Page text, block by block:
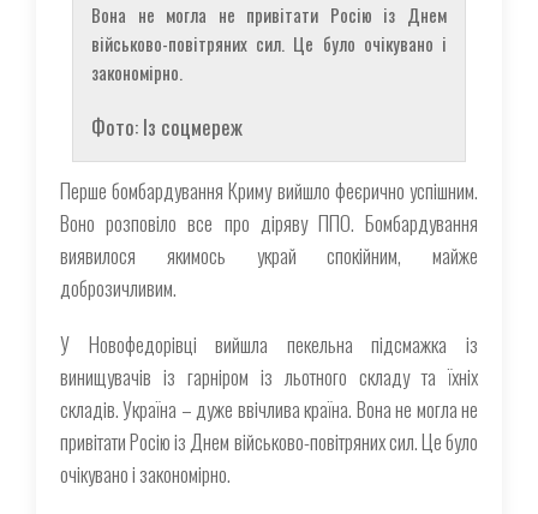
Вона не могла не привітати Росію із Днем
військово-повітряних сил. Це було очікувано і
закономірно.
Фото: Iз соцмереж
Перше бомбардування Криму вийшло феєрично успішним.
Воно розповіло все про діряву ППО. Бомбардування
виявилося якимось украй спокійним, майже
доброзичливим.
У Новофедорівці вийшла пекельна підсмажка із
винищувачів із гарніром із льотного складу та їхніх
складів. Україна – дуже ввічлива країна. Вона не могла не
привітати Росію із Днем військово-повітряних сил. Це було
очікувано і закономірно.